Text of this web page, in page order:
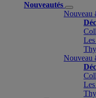
Nouveautés
Nouveau
Nouveau